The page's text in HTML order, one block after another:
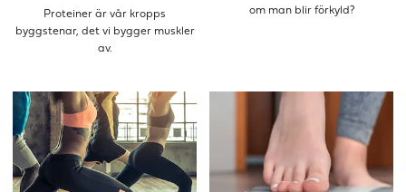
Proteiner är vår kropps
byggstenar, det vi bygger muskler
av.
om man blir förkyld?